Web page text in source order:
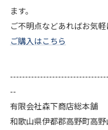
ます。
ご不明点などあればお気
ご購入はこちら
--
有限会社森下商店総本舗
和歌山県伊都郡高野町高